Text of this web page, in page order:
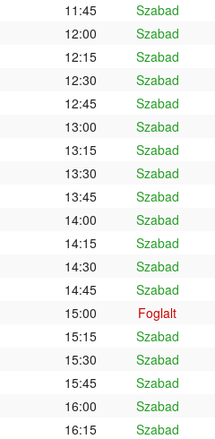
11:45
Szabad
12:00
Szabad
12:15
Szabad
12:30
Szabad
12:45
Szabad
13:00
Szabad
13:15
Szabad
13:30
Szabad
13:45
Szabad
14:00
Szabad
14:15
Szabad
14:30
Szabad
14:45
Szabad
15:00
Foglalt
15:15
Szabad
15:30
Szabad
15:45
Szabad
16:00
Szabad
16:15
Szabad